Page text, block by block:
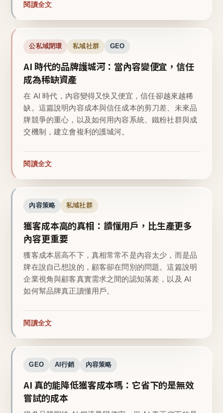
閱讀全文
公私域閉環 私域社群 GEO
AI 時代的品牌護城河：當內容變便宜，信任
成為稀缺資產
在 AI 時代，內容變得又快又便宜，信任卻越來越稀
缺。這篇說明內容成本與信任成本的剪刀差、未來品
牌競爭的重心，以及如何用內容系統、鐵粉社群與成
交機制，建立會複利的護城河。
閱讀全文
內容策略 私域社群
獲客成本高的真相：讀懂用戶，比生產更多
內容更重要
獲客成本居高不下，真相常常不是內容太少，而是品
牌在說自己想說的，顧客卻在問別的問題。這篇說明
企業視角與顧客真實需求之間的認知落差，以及 AI
如何幫品牌真正讀懂用戶。
閱讀全文
GEO AI行銷 內容策略
AI 真的能降低獲客成本嗎：它省下的是無效
嘗試的成本